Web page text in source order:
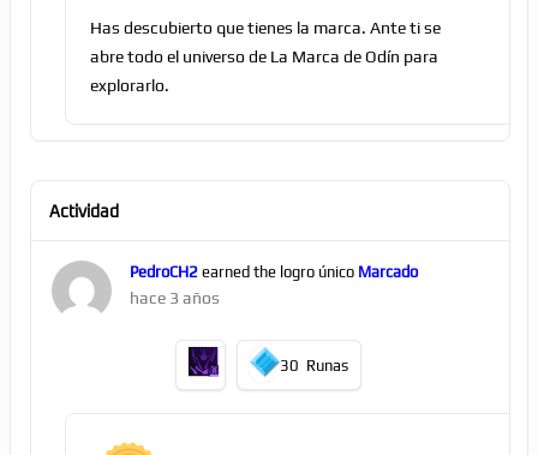
Has descubierto que tienes la marca. Ante ti se
abre todo el universo de La Marca de Odín para
explorarlo.
Actividad
PedroCH2earned the logro único Marcado
hace 3 años
30 Runas